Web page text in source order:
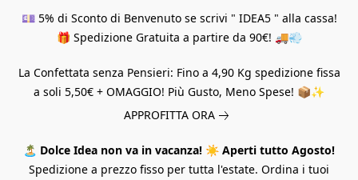
💷 5% di Sconto di Benvenuto se scrivi " IDEA5 " alla cassa!
🎁 Spedizione Gratuita a partire da 90€! 🚚💨
La Confettata senza Pensieri: Fino a 4,90 Kg spedizione fissa
a soli 5,50€ + OMAGGIO! Più Gusto, Meno Spese! 📦✨
APPROFITTA ORA
🏝️ Dolce Idea non va in vacanza! ☀️ Aperti tutto Agosto!
Spedizione a prezzo fisso per tutta l'estate. Ordina i tuoi